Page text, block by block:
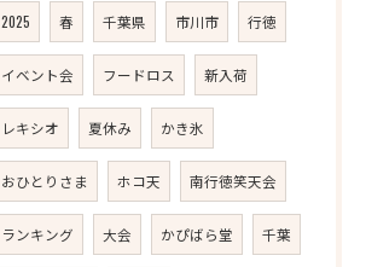
2025 春 千葉県 市川市 行徳
イベント会 フードロス 新入荷
レキシオ 夏休み かき氷
おひとりさま ホコ天 南行徳笑天会
ランキング 大会 かぴばら堂 千葉